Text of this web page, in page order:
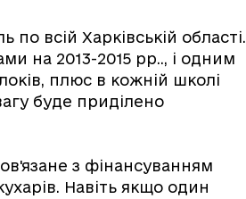
всій Харківській області.
на 2013-2015 рр.., і одним
плюс в кожній школі
буде приділено
з фінансуванням
Навіть якщо один